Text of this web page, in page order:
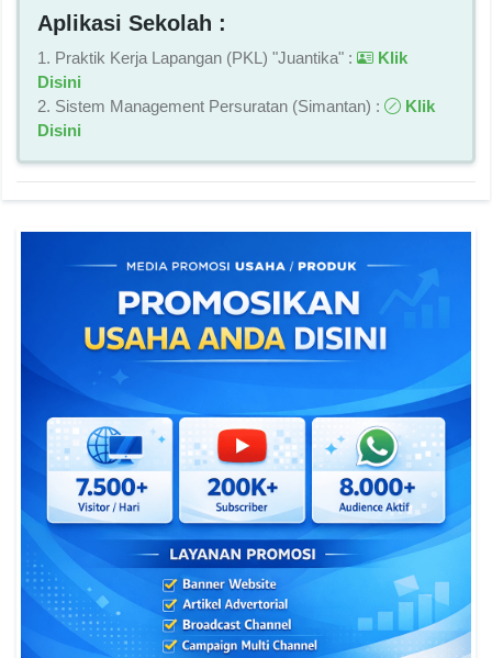
Aplikasi Sekolah :
1. Praktik Kerja Lapangan (PKL) "Juantika" :
Klik
Disini
2. Sistem Management Persuratan (Simantan) :
Klik
Disini